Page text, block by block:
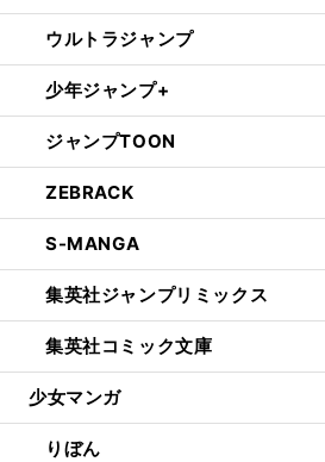
ウルトラジャンプ
少年ジャンプ+
ジャンプTOON
ZEBRACK
S-MANGA
集英社ジャンプリミックス
集英社コミック文庫
少女マンガ
りぼん